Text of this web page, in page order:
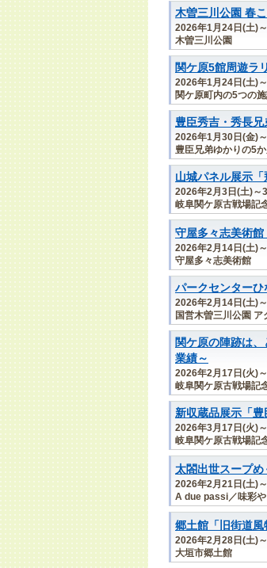
木曽三川公園 春
2026年1月24日(土)
木曽三川公園
関ケ原5館周遊ラ
2026年1月24日(土)
関ケ原町内の5つの
豊臣秀吉・秀長
2026年1月30日(金)
豊臣兄弟ゆかりの5
山城パネル展示「
2026年2月3日(土)～
岐阜関ケ原古戦場記
守屋多々志美術館
2026年2月14日(土)
守屋多々志美術館
パークセンターひ
2026年2月14日(土)
国営木曽三川公園
関ケ原の陣跡は
業績～
2026年2月17日(火)
岐阜関ケ原古戦場記
新収蔵品展示「豊
2026年3月17日(火)
岐阜関ケ原古戦場記
太閤出世スープめ
2026年2月21日(土)
A due passi／味彩
郷土館「旧街道風
2026年2月28日(土)
大垣市郷土館